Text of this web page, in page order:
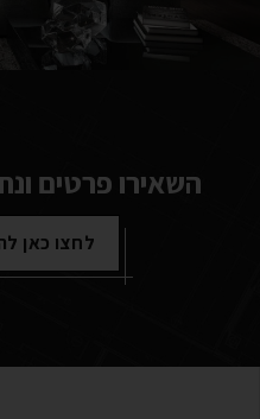
Appartment
השאירו פרטים
לחצו כאן